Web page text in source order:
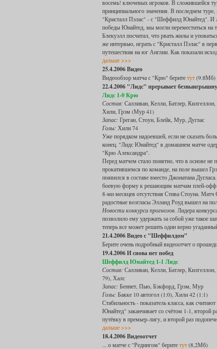
восемь! ключевых игроков. В сложившейся
принципиального значения. В последнем
"Кристалл Пэлас" - с "Шеффилд Юнайтед". И
победы Юнайтед, мы могли переместиться на
Блекуэлл посчитал, что рвать жилы и
же интервью, играть с "Кристалл Пэлас" в
путешествия на юг Англии. Как показали
дальше >>>
25.4.2006 Видео
Видеообзор матча с "Крю" беритетут(9.8Мб)
22.4.2006 "Лидс" прерывает
Лидс 1-0 Крю
Состав: Салливан, Келли, Батлер,
Хили, Грэм (Мур 41)
Запас: Греган, Стоун, Блейк, Мур, Дуглас
Голы: Хили 74
Уже порядком надоевшей, если не сказать
конец. "Лидс Юнайтед" в домашнем матче
"Крю Александра".
Перед матчем стало понятно, что в основе не
прокатившемся по команде, на поле вышел
появился в составе вместо Джонатана
боевую форму к решающим матчам плей-офф.
8-ми месяцев отсутствия Стива Стоуна. Матч
радостные возгласы Элланд Роуд вышел на
Новости конкурса прогнозов. Лидера
позволило ему удержать за собой уже такое
теперь все может решить один верно
21.4.2006 Видео с "Шеффилдом"
Берите очень подробный видеоотчет о
19.4.2006 И снова нет побед
Шеффилд Юнайтед 1-1 Лидс
Состав: Салливан, Келли, Батлер,
79), Халс
Запас: Беннет, Пью, Бэкфорд, Грэм, Мур
Голы: Бакке 10 автогол (1:0), Хили 42 (1:1)
Стабильность - показатель класса, как
Юнайтед" заканчивает со счётом 1-1, второй
путёвку в премьер-лигу, и второй раз
дальше >>>
18.4.2006 Видеоотчет
... о матче с "Редингом" беритетут(8,2Мб)